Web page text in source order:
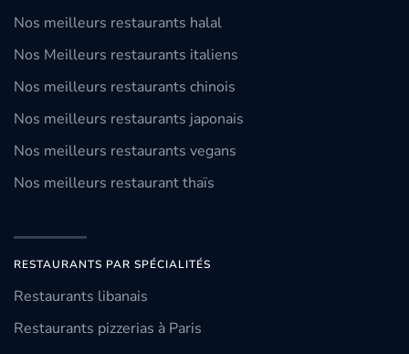
Nos meilleurs restaurants halal
Nos Meilleurs restaurants italiens
Nos meilleurs restaurants chinois
Nos meilleurs restaurants japonais
Nos meilleurs restaurants vegans
Nos meilleurs restaurant thaïs
RESTAURANTS PAR SPÉCIALITÉS
Restaurants libanais
Restaurants pizzerias à Paris